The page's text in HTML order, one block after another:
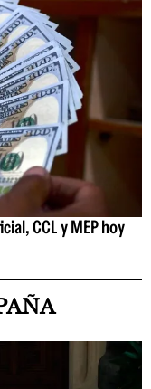
CCL y MEP hoy